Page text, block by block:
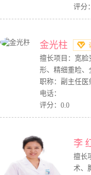
评分
金光柱
擅长项目：宽脸
形、精细重睑、
职称：副主任医
电话：
评分：0.0
李
擅长
术、